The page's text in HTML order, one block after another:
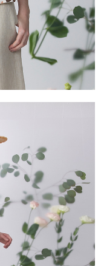
先享後付」服務完成之交
易相關給付款項請求債
之同意方可使用
失，本公司不負相關責
發現惡意使用之情形，
並採取法律行動。